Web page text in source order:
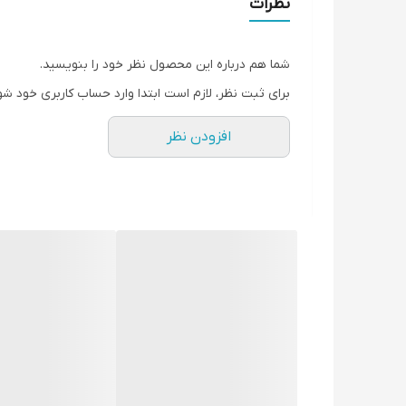
شما هم درباره این محصول نظر خود را بنویسید.
برای ثبت نظر، لازم است ابتدا وارد حساب کاربری خود
افزودن نظر